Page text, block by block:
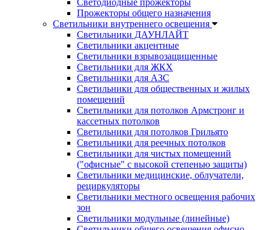
Светодиодные прожекторы
Прожекторы общего назначения
Светильники внутреннего освещения
Светильники ДАУНЛАЙТ
Светильники акцентные
Светильники взрывозащищенные
Светильники для ЖКХ
Светильники для АЗС
Светильники для общественных и жилых
помещений
Светильники для потолков Армстронг и
кассетных потолков
Светильники для потолков Грильято
Светильники для реечных потолков
Светильники для чистых помещений
("офисные" с высокой степенью защиты)
Светильники медицинские, облучатели,
рециркуляторы
Светильники местного освещения рабочих
зон
Светильники модульные (линейные)